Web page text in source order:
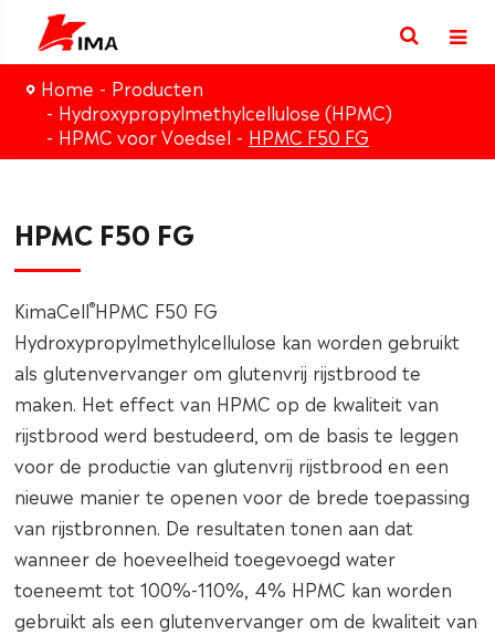
Home
Producten
Hydroxypropylmethylcellulose (HPMC)
HPMC voor Voedsel
HPMC F50 FG
HPMC F50 FG
KimaCell®HPMC F50 FG
Hydroxypropylmethylcellulose kan worden gebruikt
als glutenvervanger om glutenvrij rijstbrood te
maken. Het effect van HPMC op de kwaliteit van
rijstbrood werd bestudeerd, om de basis te leggen
voor de productie van glutenvrij rijstbrood en een
nieuwe manier te openen voor de brede toepassing
van rijstbronnen. De resultaten tonen aan dat
wanneer de hoeveelheid toegevoegd water
toeneemt tot 100%-110%, 4% HPMC kan worden
gebruikt als een glutenvervanger om de kwaliteit van